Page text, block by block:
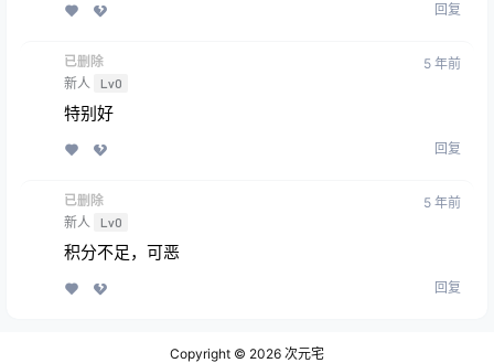
回复
已删除
新人 Lv0
5 年前
特别好
回复
已删除
新人 Lv0
5 年前
积分不足，可恶
回复
Copyright © 2026 次元宅